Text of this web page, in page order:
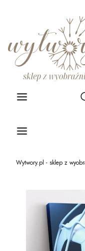
Wytwory.pl - sklep z